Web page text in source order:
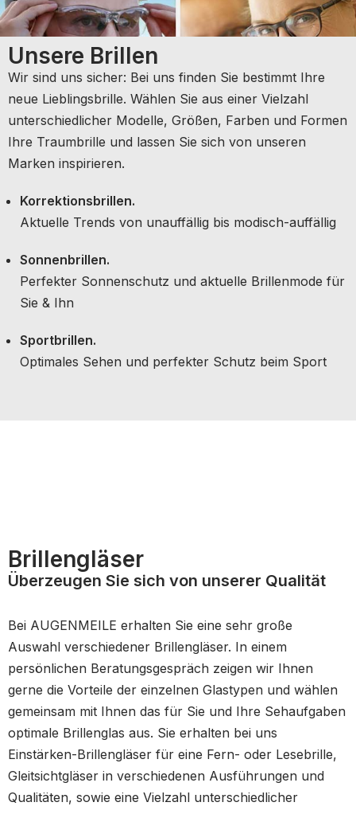
Unsere Brillen
Wir sind uns sicher: Bei uns finden Sie bestimmt Ihre
neue Lieblingsbrille. Wählen Sie aus einer Vielzahl
unterschiedlicher Modelle, Größen, Farben und Formen
Ihre Traumbrille und lassen Sie sich von unseren
Marken inspirieren.
Korrektionsbrillen.
Aktuelle Trends von unauffällig bis modisch-auffällig
Sonnenbrillen.
Perfekter Sonnenschutz und aktuelle Brillenmode für
Sie & Ihn
Sportbrillen.
Optimales Sehen und perfekter Schutz beim Sport
Brillengläser
Überzeugen Sie sich von unserer Qualität
Bei AUGENMEILE erhalten Sie eine sehr große
Auswahl verschiedener Brillengläser. In einem
persönlichen Beratungsgespräch zeigen wir Ihnen
gerne die Vorteile der einzelnen Glastypen und wählen
gemeinsam mit Ihnen das für Sie und Ihre Sehaufgaben
optimale Brillenglas aus. Sie erhalten bei uns
Einstärken-Brillengläser für eine Fern- oder Lesebrille,
Gleitsichtgläser in verschiedenen Ausführungen und
Qualitäten, sowie eine Vielzahl unterschiedlicher